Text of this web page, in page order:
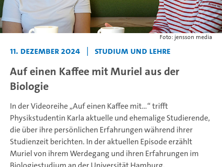
Foto: jensson media
11. Dezember 2024 | Studium und Lehre
Auf einen Kaffee mit Muriel aus der
Biologie
In der Videoreihe „Auf einen Kaffee mit…“ trifft
Physikstudentin Karla aktuelle und ehemalige Studierende,
die über ihre persönlichen Erfahrungen während ihrer
Studienzeit berichten. In der aktuellen Episode erzählt
Muriel von ihrem Werdegang und ihren Erfahrungen im